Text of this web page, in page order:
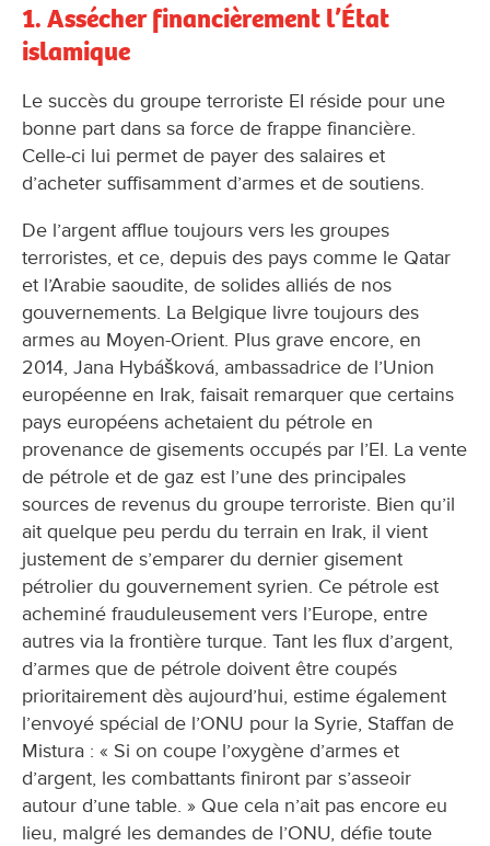
1. Assécher financièrement l’État
islamique
Le succès du groupe terroriste EI réside pour une
bonne part dans sa force de frappe financière.
Celle-ci lui permet de payer des salaires et
d’acheter suffisamment d’armes et de soutiens.
De l’argent afflue toujours vers les groupes
terroristes, et ce, depuis des pays comme le Qatar
et l’Arabie saoudite, de solides alliés de nos
gouvernements. La Belgique livre toujours des
armes au Moyen-Orient. Plus grave encore, en
2014, Jana Hybášková, ambassadrice de l’Union
européenne en Irak, faisait remarquer que certains
pays européens achetaient du pétrole en
provenance de gisements occupés par l’EI. La vente
de pétrole et de gaz est l’une des principales
sources de revenus du groupe terroriste. Bien qu’il
ait quelque peu perdu du terrain en Irak, il vient
justement de s’emparer du dernier gisement
pétrolier du gouvernement syrien. Ce pétrole est
acheminé frauduleusement vers l’Europe, entre
autres via la frontière turque. Tant les flux d’argent,
d’armes que de pétrole doivent être coupés
prioritairement dès aujourd’hui, estime également
l’envoyé spécial de l’ONU pour la Syrie, Staffan de
Mistura : « Si on coupe l’oxygène d’armes et
d’argent, les combattants finiront par s’asseoir
autour d’une table. » Que cela n’ait pas encore eu
lieu, malgré les demandes de l’ONU, défie toute